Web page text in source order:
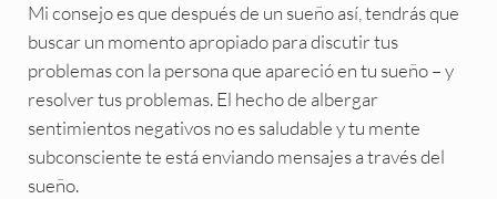
Mi consejo es que después de un sueño así, tendrás que
buscar un momento apropiado para discutir tus
problemas con la persona que apareció en tu sueño – y
resolver tus problemas. El hecho de albergar
sentimientos negativos no es saludable y tu mente
subconsciente te está enviando mensajes a través del
sueño.